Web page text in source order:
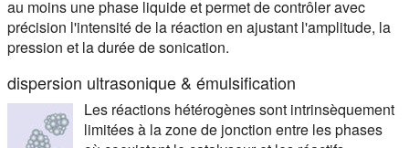
au moins une phase liquide et permet de contrôler avec
précision l'intensité de la réaction en ajustant l'amplitude, la
pression et la durée de sonication.
dispersion ultrasonique & émulsification
Les réactions hétérogènes sont intrinsèquement
limitées à la zone de jonction entre les phases